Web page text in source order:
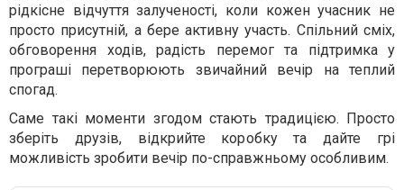
рідкісне відчуття залученості, коли кожен учасник не
просто присутній, а бере активну участь. Спільний сміх,
обговорення ходів, радість перемог та підтримка у
програші перетворюють звичайний вечір на теплий
спогад.
Саме такі моменти згодом стають традицією. Просто
зберіть друзів, відкрийте коробку та дайте грі
можливість зробити вечір по-справжньому особливим.